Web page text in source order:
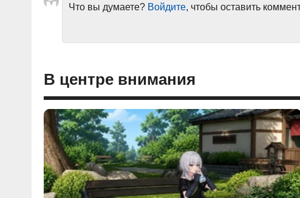
Что вы думаете? Войдите, чтобы оставить
В центре внимания